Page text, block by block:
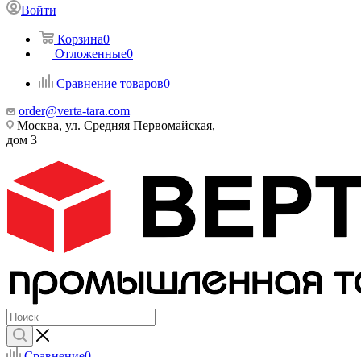
Войти
Корзина0
Отложенные0
Сравнение товаров0
order@verta-tara.com
Москва, ул. Средняя Первомайская,
дом 3